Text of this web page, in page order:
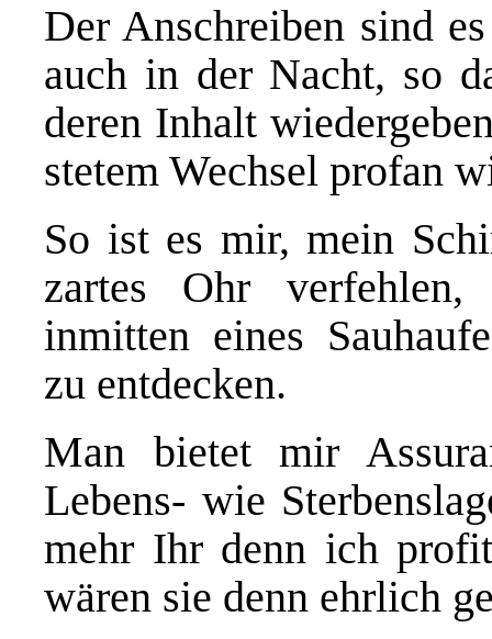
Der Anschreiben sind
auch in der Nacht, so
deren Inhalt
stetem Wechsel profan
So ist es mir, mein
zartes Ohr verfehlen,
inmitten eines
zu entdecken.
Man bietet mir
Lebens- wie
mehr Ihr denn ich
wären sie denn ehrlich